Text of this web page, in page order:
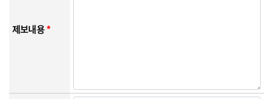
제보내용*